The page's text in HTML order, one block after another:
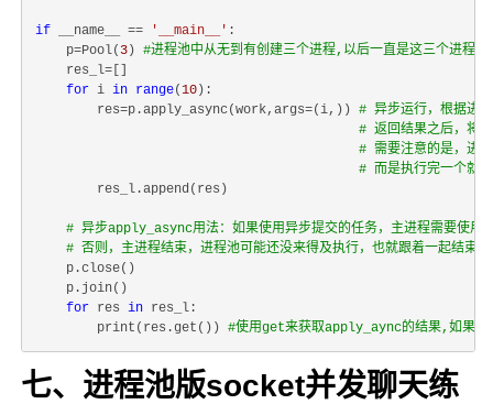
if __name__ == '__main__' :
    p=Pool(
3 ) #进程池中从无到有创建三个进程,以后一直是这三个进程在
    res_l=[]
for i in range(10 ):
        res=p.apply_async(work,args=(i,))
# 异步运行，根据进
# 返回结果之后，将
# 需要注意的是，进
# 而是执行完一个就
        res_l.append(res)
# 异步apply_async用法：如果使用异步提交的任务，主进程需要使
# 否则，主进程结束，进程池可能还没来得及执行，也就跟着一起结束了
    p.close()
    p.join()
for res in res_l:
        print(res.get())
#使用get来获取apply_aync的结果,如果
七、进程池版socket并发聊天练